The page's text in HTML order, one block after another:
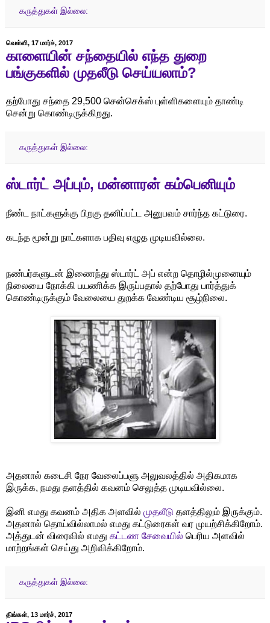
கருத்துகள் இல்லை:
வெள்ளி, 17 மார்ச், 2017
காளையின் சந்தையில் எந்த துறை
பங்குகளில் முதலீடு செய்யலாம்?
தற்போது சந்தை 29,500 சென்செக்ஸ் புள்ளிகளையும் தாண்டி
சென்று கொண்டிருக்கிறது.
கருத்துகள் இல்லை:
ஸ்டார்ட் அப்பும், மன்னாரன் கம்பெனியும்
நீண்ட நாட்களுக்கு பிறகு தனிப்பட்ட அனுபவம் சார்ந்த கட்டுரை.
கடந்த மூன்று நாட்களாக பதிவு எழுத முடியவில்லை.
நண்பர்களுடன் இணைந்து ஸ்டார்ட் அப் என்ற தொழில்முனையும்
நிலையை நோக்கி பயணிக்க இருப்பதால் தற்போது பார்த்துக்
கொண்டிருக்கும் வேலையை துறக்க வேண்டிய சூழ்நிலை.
அதனால் கடைசி நேர வேலைப்பளு அலுவலத்தில் அதிகமாக
இருக்க, நமது தளத்தில் கவனம் செலுத்த முடியவில்லை.
இனி எமது கவனம் அதிக அளவில் முதலீடு தளத்திலும் இருக்கும்.
அதனால் தொய்வில்லாமல் எமது கட்டுரைகள் வர முயற்சிக்கிறோம்.
அத்துடன் விரைவில் எமது கட்டண சேவையில் பெரிய அளவில்
மாற்றங்கள் செய்து அறிவிக்கிறோம்.
கருத்துகள் இல்லை:
திங்கள், 13 மார்ச், 2017